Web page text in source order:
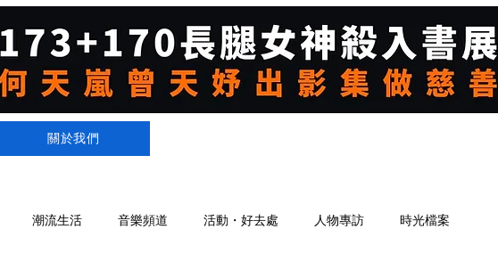
關於我們
潮流生活 音樂頻道 活動・好去處 人物專訪 時光檔案